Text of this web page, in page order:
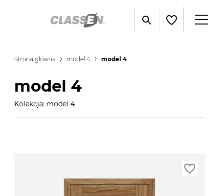
Strona główna model 4 model 4
model 4
Kolekcja: model 4